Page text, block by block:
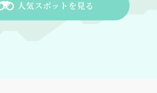
人気スポットを見る